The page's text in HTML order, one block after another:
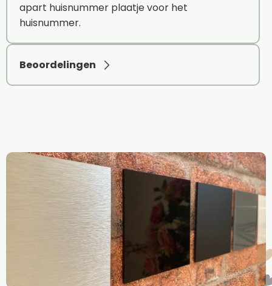
apart huisnummer plaatje voor het
huisnummer.
Beoordelingen